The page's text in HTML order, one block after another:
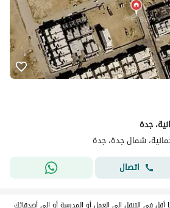
جدة
اتصال
أقل في التنقل إلى العمل أو المدرسة أو إلى أصدقائك